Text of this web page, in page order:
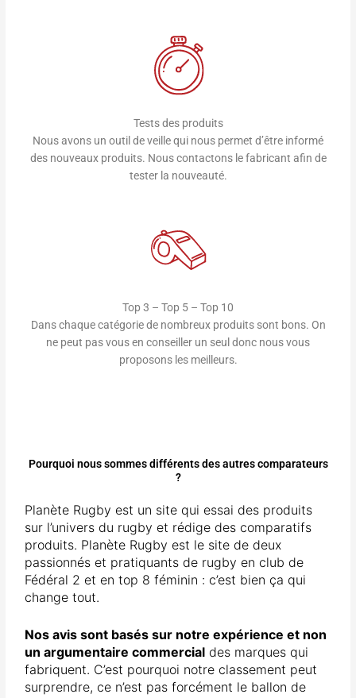
Tests des produits
Nous avons un outil de veille qui nous permet d’être informé
des nouveaux produits. Nous contactons le fabricant afin de
tester la nouveauté.
Top 3 – Top 5 – Top 10
Dans chaque catégorie de nombreux produits sont bons. On
ne peut pas vous en conseiller un seul donc nous vous
proposons les meilleurs.
Pourquoi nous sommes différents des autres comparateurs
?
Planète Rugby est un site qui essai des produits
sur l’univers du rugby et rédige des comparatifs
produits. Planète Rugby est le site de deux
passionnés et pratiquants de rugby en club de
Fédéral 2 et en top 8 féminin : c’est bien ça qui
change tout.
Nos avis sont basés sur notre expérience et non
un argumentaire commercial des marques qui
fabriquent. C’est pourquoi notre classement peut
surprendre, ce n’est pas forcément le ballon de